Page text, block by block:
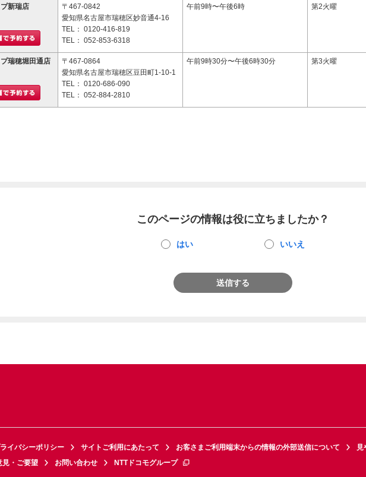
プ新瑞店
〒467-0842
愛知県名古屋市瑞穂区妙音通4-16
TEL： 0120-416-819
TEL： 052-853-6318
午前9時〜午後6時 第2火曜
プ瑞穂堀田通店
〒467-0864
愛知県名古屋市瑞穂区豆田町1-10-1
TEL： 0120-686-090
TEL： 052-884-2810
午前9時30分〜午後6時30分 第3火曜
このページの情報は役に立ちましたか？
はい いいえ
送信する
イバシーポリシー サイトご利用にあたって お客さまご利用端末からの情報の外部送信について
見
見・ご要望 お問い合わせ NTTドコモグループ